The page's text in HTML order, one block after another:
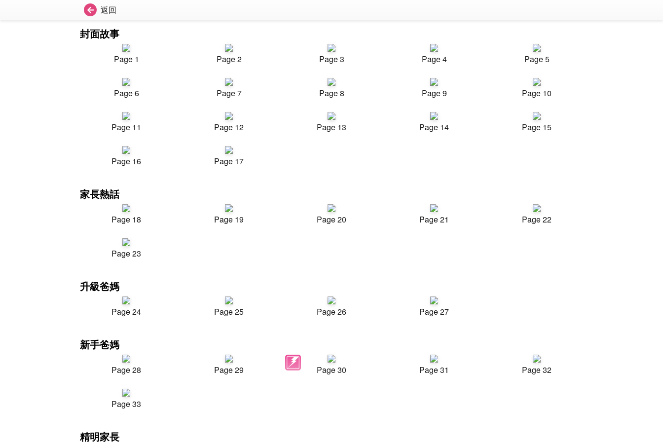
返回
封面故事
Page 1 Page 2 Page 3 Page 4 Page 5
Page 6 Page 7 Page 8 Page 9 Page 10
Page 11 Page 12 Page 13 Page 14 Page 15
Page 16 Page 17
家長熱話
Page 18 Page 19 Page 20 Page 21 Page 22
Page 23
升級爸媽
Page 24 Page 25 Page 26 Page 27
新手爸媽
Page 28 Page 29 Page 30 Page 31 Page 32
Page 33
精明家長